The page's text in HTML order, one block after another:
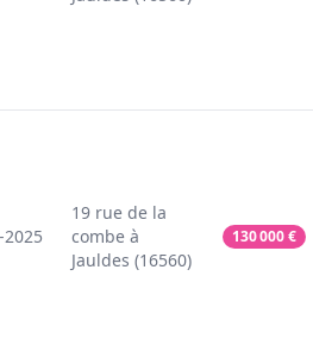
19 rue de la
combe à
Jauldes (16560)
130 000€